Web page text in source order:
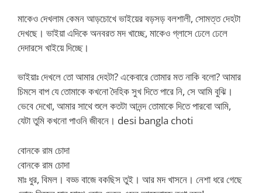
মাকেও দেখলাম কেমন আড়চোখে ভাইয়ের বড়সড় বলশালী, সোমত্ত দেহটা
দেখছে। ভাইয়া এদিকে অনবরত মদ খাচ্ছে, মাকেও গ্লাসে ঢেলে ঢেলে
দেদারসে খাইয়ে দিচ্ছে।
ভাইয়াঃ দেখলে তো আমার দেহটা? একেবারে তোমার মত নাকি বলো? আমার
চিমসে বাপ যে তোমাকে কখনো দৈহিক সুখ দিতে পারে নি, সে আমি বুঝি।
ভেবে দেখো, আমার সাথে শুলে কতটা আনন্দ তোমাকে দিতে পারবো আমি,
যেটা তুমি কখনো পাওনি জীবনে। desi bangla choti
বোনকে রাম চোদা
বোনকে রাম চোদা
মাঃ ধুর, বিমল। বড্ড বাজে বকছিস তুই। আর মদ খাসনে। নেশা ধরে গেছে